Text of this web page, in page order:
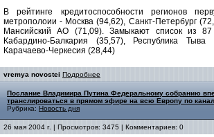
В рейтинге кредитоспособности регионов
метрополоии - Москва (94,62), Санкт-Петербург
Мансийский АО (71,09). Замыкают список из 87
Кабардино-Балкария (35,57), Республика
Карачаево-Черкесия (28,44)
vremya novostei Подробнее
Послание Владимира Путина Федеральному собранию
транслироваться в прямом эфире на всю Европу по
Рубрика: Новость дня
26 мая 2004 г. | Просмотров: 3475 | Комментариев: 0